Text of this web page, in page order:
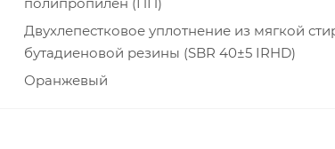
Двухлепестковое уплотнение из мягкой
бутадиеновой резины (SBR 40±5 IRHD)
Оранжевый